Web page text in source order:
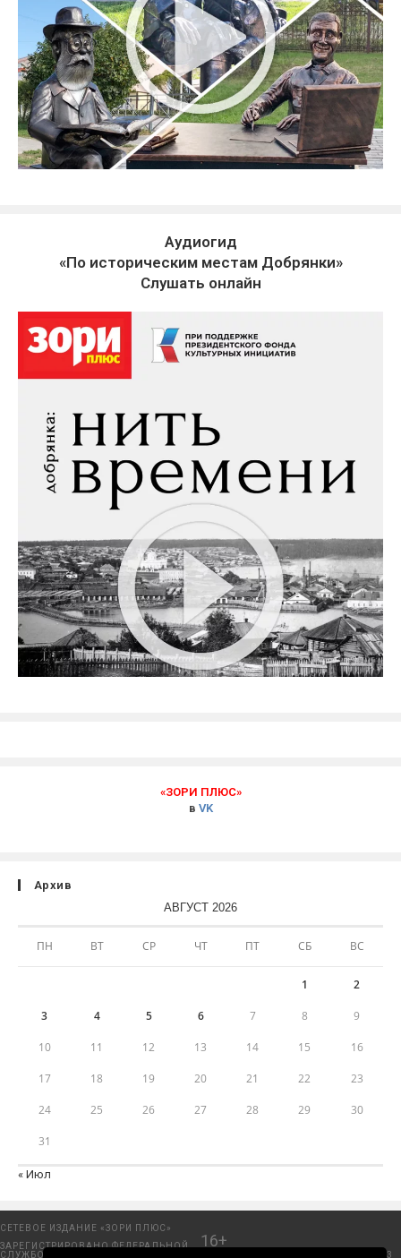
Аудиогид
«По историческим местам Добрянки»
Слушать онлайн
«ЗОРИ ПЛЮС»
в VK
Архив
АВГУСТ 2026
ПН ВТ СР ЧТ ПТ СБ ВС
1 2
3 4 5 6 7 8 9
10 11 12 13 14 15 16
17 18 19 20 21 22 23
24 25 26 27 28 29 30
31
« Июл
СЕТЕВОЕ ИЗДАНИЕ «ЗОРИ ПЛЮС»
ЗАРЕГИСТРИРОВАНО ФЕДЕРАЛЬНОЙ
СЛУЖБОЙ ПО НАДЗОРУ В СФЕРЕ
16+
Добрянский городской портал. © 2006 - 2023